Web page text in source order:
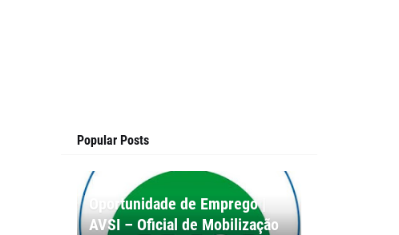
Popular Posts
Oportunidade de Emprego |
AVSI – Oficial de Mobilização